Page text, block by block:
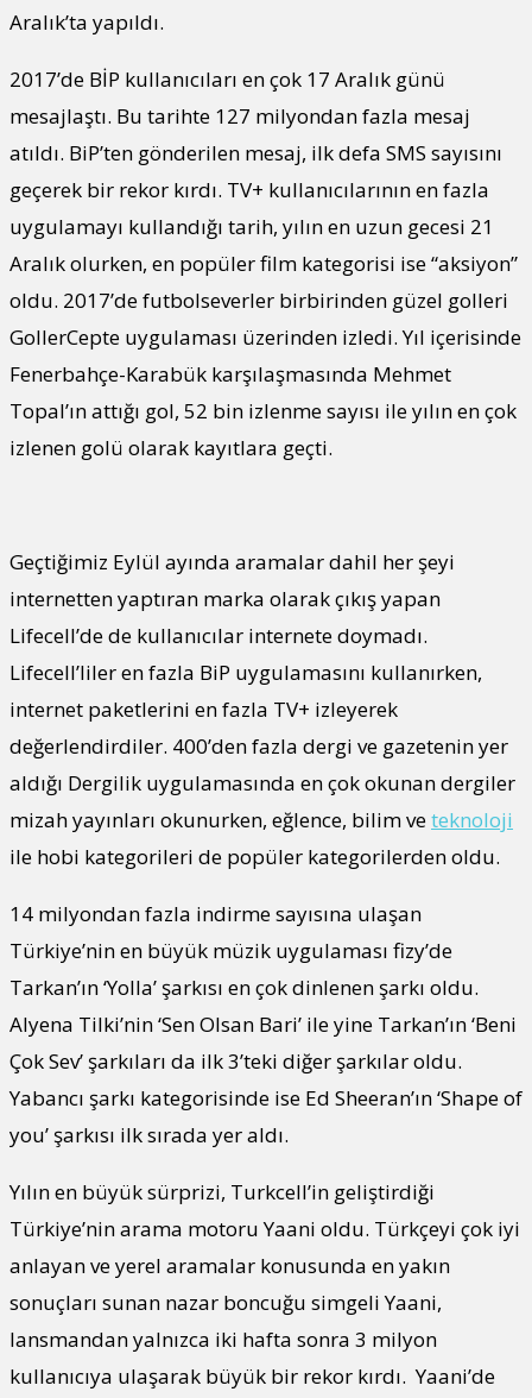
Aralık’ta yapıldı.
2017’de BİP kullanıcıları en çok 17 Aralık günü
mesajlaştı. Bu tarihte 127 milyondan fazla mesaj
atıldı. BiP’ten gönderilen mesaj, ilk defa SMS sayısını
geçerek bir rekor kırdı. TV+ kullanıcılarının en fazla
uygulamayı kullandığı tarih, yılın en uzun gecesi 21
Aralık olurken, en popüler film kategorisi ise “aksiyon”
oldu. 2017’de futbolseverler birbirinden güzel golleri
GollerCepte uygulaması üzerinden izledi. Yıl içerisinde
Fenerbahçe-Karabük karşılaşmasında Mehmet
Topal’ın attığı gol, 52 bin izlenme sayısı ile yılın en çok
izlenen golü olarak kayıtlara geçti.
Geçtiğimiz Eylül ayında aramalar dahil her şeyi
internetten yaptıran marka olarak çıkış yapan
Lifecell’de de kullanıcılar internete doymadı.
Lifecell’liler en fazla BiP uygulamasını kullanırken,
internet paketlerini en fazla TV+ izleyerek
değerlendirdiler. 400’den fazla dergi ve gazetenin yer
aldığı Dergilik uygulamasında en çok okunan dergiler
mizah yayınları okunurken, eğlence, bilim veteknoloji
ile hobi kategorileri de popüler kategorilerden oldu.
14 milyondan fazla indirme sayısına ulaşan
Türkiye’nin en büyük müzik uygulaması fizy’de
Tarkan’ın ‘Yolla’ şarkısı en çok dinlenen şarkı oldu.
Alyena Tilki’nin ‘Sen Olsan Bari’ ile yine Tarkan’ın ‘Beni
Çok Sev’ şarkıları da ilk 3’teki diğer şarkılar oldu.
Yabancı şarkı kategorisinde ise Ed Sheeran’ın ‘Shape of
you’ şarkısı ilk sırada yer aldı.
Yılın en büyük sürprizi, Turkcell’in geliştirdiği
Türkiye’nin arama motoru Yaani oldu. Türkçeyi çok iyi
anlayan ve yerel aramalar konusunda en yakın
sonuçları sunan nazar boncuğu simgeli Yaani,
lansmandan yalnızca iki hafta sonra 3 milyon
kullanıcıya ulaşarak büyük bir rekor kırdı. Yaani’de